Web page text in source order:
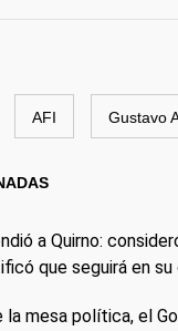
AFI Gustavo
a Quirno:
que seguirá en su
la mesa política, el